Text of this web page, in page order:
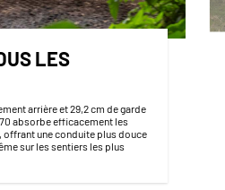
LES
arrière et 29,2 cm de garde
absorbe efficacement les
offrant une conduite plus douce
sur les sentiers les plus